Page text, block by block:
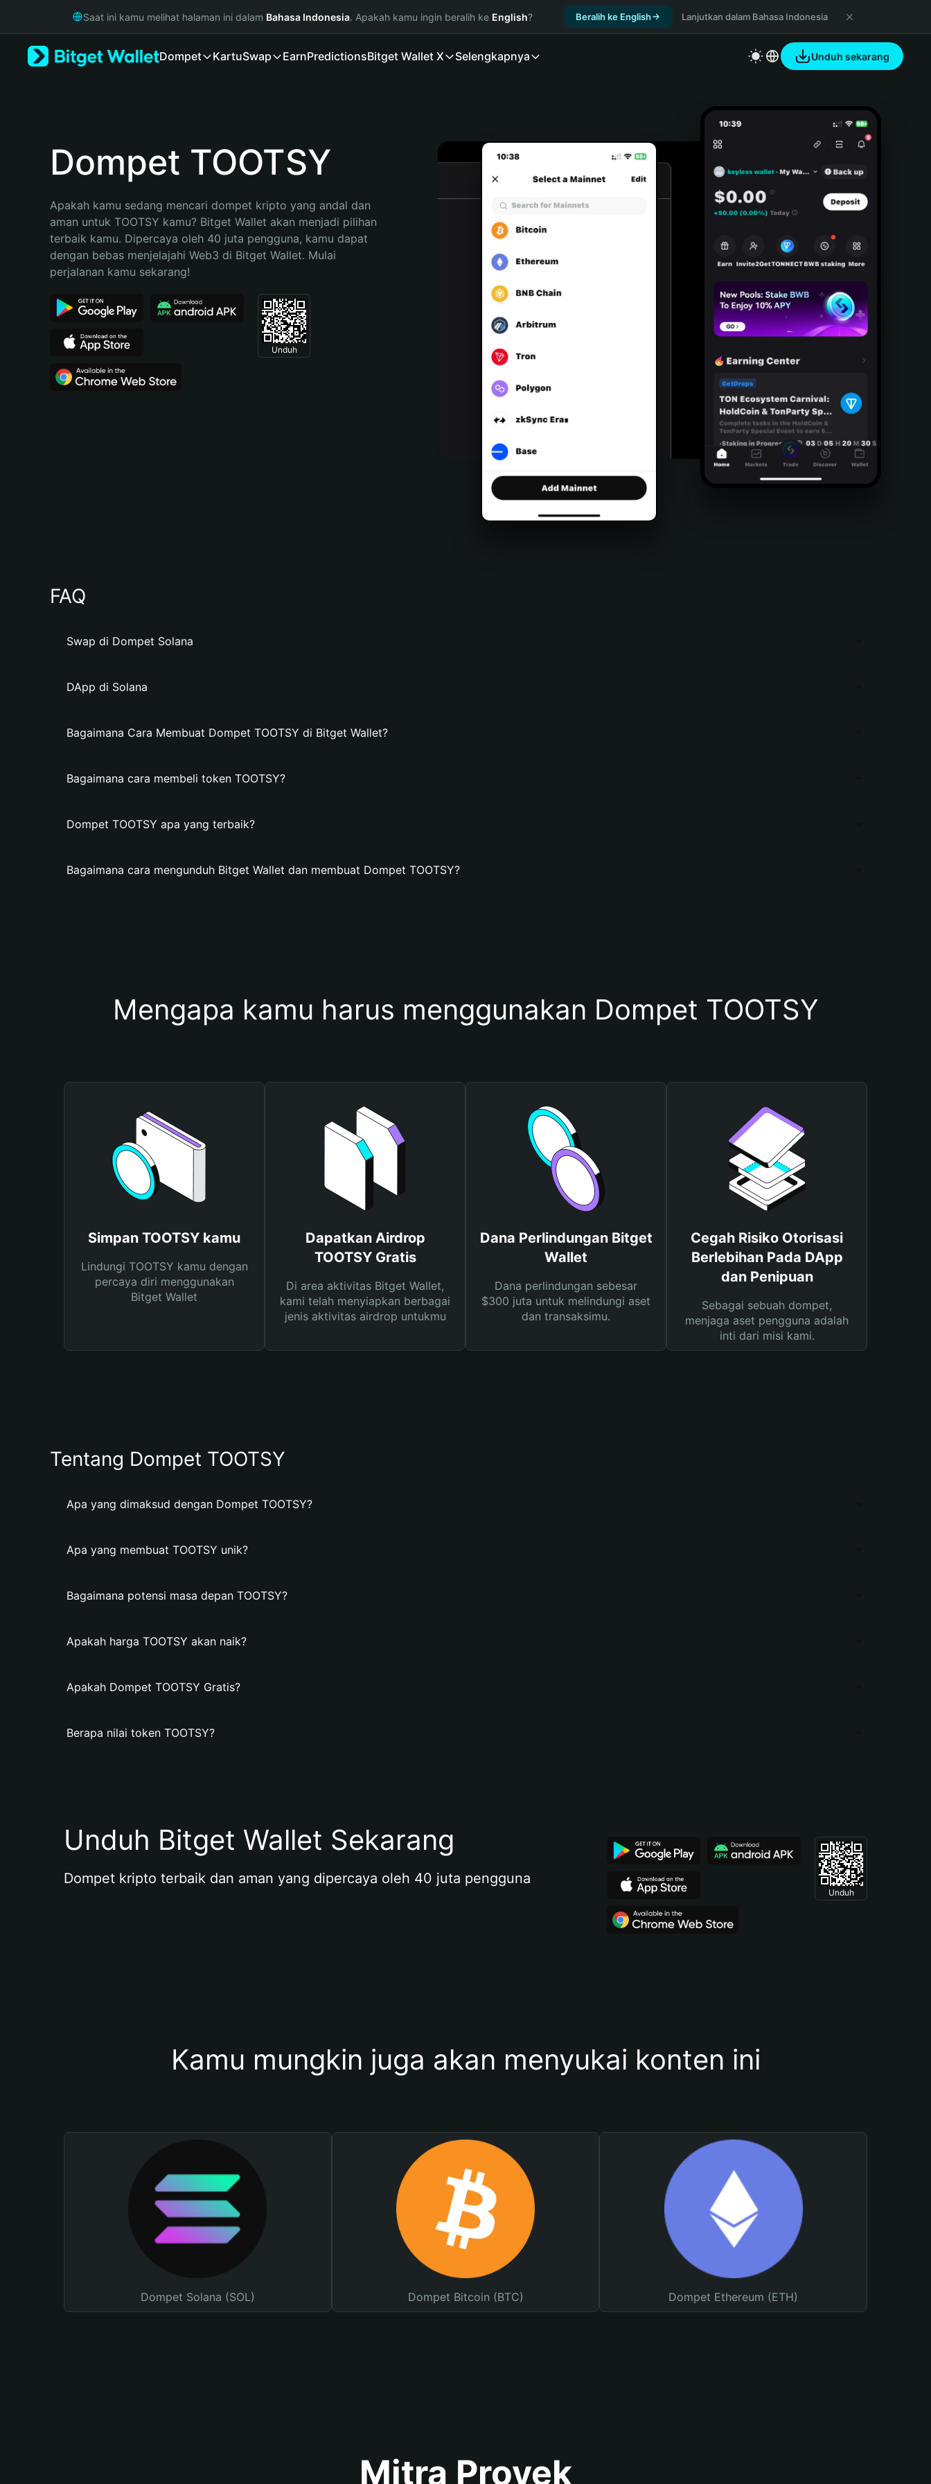
Русский
Bahasa Indonesia
Español (Argentina)
Saat ini kamu melihat halaman ini dalam Bahasa Indonesia. Apakah kamu ingin beralih ke English? Beralih ke English Lanjutkan dalam Bahasa Indonesia
Dompet KartuSwap EarnPredictionsBitget Wallet X Selengkapnya Unduh sekarang
Dompet TOOTSY
Apakah kamu sedang mencari dompet kripto yang andal dan
aman untuk TOOTSY kamu? Bitget Wallet akan menjadi pilihan
terbaik kamu. Dipercaya oleh 40 juta pengguna, kamu dapat
dengan bebas menjelajahi Web3 di Bitget Wallet. Mulai
perjalanan kamu sekarang!
Unduh
FAQ
Swap di Dompet Solana
DApp di Solana
Bagaimana Cara Membuat Dompet TOOTSY di Bitget Wallet?
Bagaimana cara membeli token TOOTSY?
Dompet TOOTSY apa yang terbaik?
Bagaimana cara mengunduh Bitget Wallet dan membuat Dompet TOOTSY?
Mengapa kamu harus menggunakan Dompet TOOTSY
Simpan TOOTSY kamu
Lindungi TOOTSY kamu dengan
percaya diri menggunakan
Bitget Wallet
Dapatkan Airdrop
TOOTSY Gratis
Di area aktivitas Bitget Wallet,
kami telah menyiapkan berbagai
jenis aktivitas airdrop untukmu
Dana Perlindungan Bitget
Wallet
Dana perlindungan sebesar
$300 juta untuk melindungi aset
dan transaksimu.
Cegah Risiko Otorisasi
Berlebihan Pada DApp
dan Penipuan
Sebagai sebuah dompet,
menjaga aset pengguna adalah
inti dari misi kami.
Tentang Dompet TOOTSY
Apa yang dimaksud dengan Dompet TOOTSY?
Apa yang membuat TOOTSY unik?
Bagaimana potensi masa depan TOOTSY?
Apakah harga TOOTSY akan naik?
Apakah Dompet TOOTSY Gratis?
Berapa nilai token TOOTSY?
Unduh Bitget Wallet Sekarang
Dompet kripto terbaik dan aman yang dipercaya oleh 40 juta pengguna
Unduh
Kamu mungkin juga akan menyukai konten ini
Dompet Solana (SOL) Dompet Bitcoin (BTC) Dompet Ethereum (ETH)
Mitra Proyek